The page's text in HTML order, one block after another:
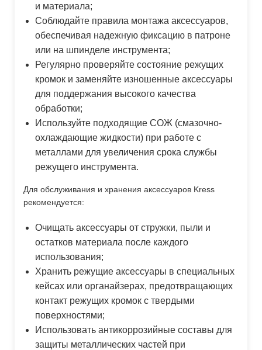
и материала;
Соблюдайте правила монтажа аксессуаров,
обеспечивая надежную фиксацию в патроне
или на шпинделе инструмента;
Регулярно проверяйте состояние режущих
кромок и заменяйте изношенные аксессуары
для поддержания высокого качества
обработки;
Используйте подходящие СОЖ (смазочно-
охлаждающие жидкости) при работе с
металлами для увеличения срока службы
режущего инструмента.
Для обслуживания и хранения аксессуаров Kress
рекомендуется:
Очищать аксессуары от стружки, пыли и
остатков материала после каждого
использования;
Хранить режущие аксессуары в специальных
кейсах или органайзерах, предотвращающих
контакт режущих кромок с твердыми
поверхностями;
Использовать антикоррозийные составы для
защиты металлических частей при